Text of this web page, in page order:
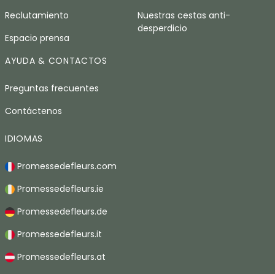
Reclutamiento
Espacio prensa
Nuestras cestas anti-
desperdicio
AYUDA & CONTACTOS
Preguntas frecuentes
Contáctenos
IDIOMAS
Promessedefleurs.com
Promessedefleurs.ie
Promessedefleurs.de
Promessedefleurs.it
Promessedefleurs.at